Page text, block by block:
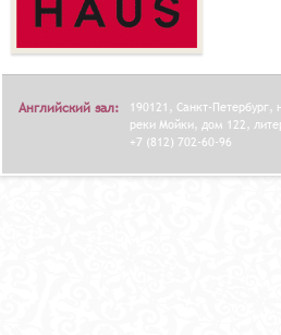
Английский зал:
190121, Санкт-Петербург,
реки Мойки, дом 122,
+7 (812) 702-60-96